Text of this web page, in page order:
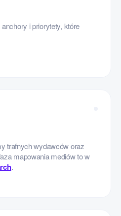
i priorytety, które
trafnych wydawców oraz
mapowania mediów to w
.